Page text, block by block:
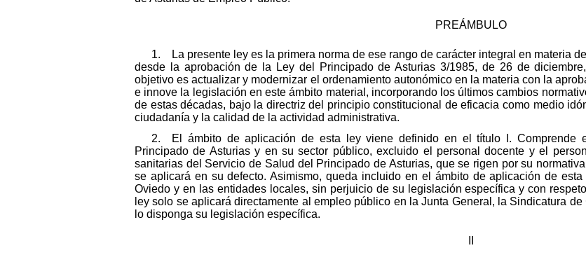
PREÁMBULO
1. La presente ley es la primera norma de ese rango de carácter integral en materia
desde la aprobación de la Ley del Principado de Asturias 3/1985, de 26 de
objetivo es actualizar y modernizar el ordenamiento autonómico en la materia con la
e innove la legislación en este ámbito material, incorporando los últimos cambios
de estas décadas, bajo la directriz del principio constitucional de eficacia como medio
ciudadanía y la calidad de la actividad administrativa.
2. El ámbito de aplicación de esta ley viene definido en el título I. Comprende
Principado de Asturias y en su sector público, excluido el personal docente y el
sanitarias del Servicio de Salud del Principado de Asturias, que se rigen por su
se aplicará en su defecto. Asimismo, queda incluido en el ámbito de aplicación de
Oviedo y en las entidades locales, sin perjuicio de su legislación específica y con
ley solo se aplicará directamente al empleo público en la Junta General, la Sindicatura
lo disponga su legislación específica.